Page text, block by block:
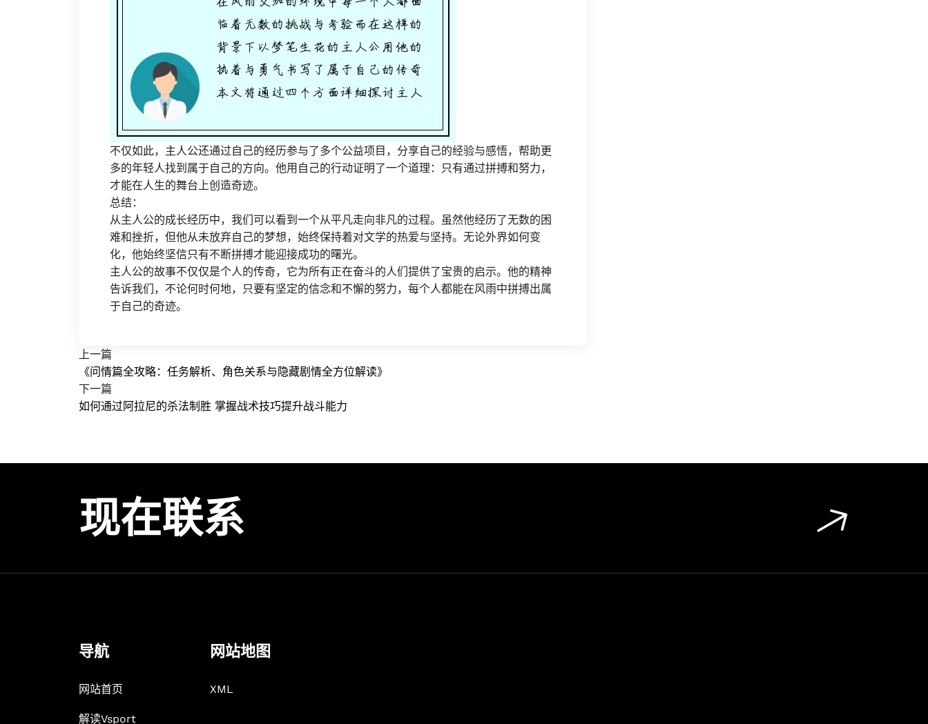
不仅如此，主人公还通过自己的经历参与了多个公益项目，分享自己的经验与感悟，帮助更
多的年轻人找到属于自己的方向。他用自己的行动证明了一个道理：只有通过拼搏和努力，
才能在人生的舞台上创造奇迹。
总结：
从主人公的成长经历中，我们可以看到一个从平凡走向非凡的过程。虽然他经历了无数的困
难和挫折，但他从未放弃自己的梦想，始终保持着对文学的热爱与坚持。无论外界如何变
化，他始终坚信只有不断拼搏才能迎接成功的曙光。
主人公的故事不仅仅是个人的传奇，它为所有正在奋斗的人们提供了宝贵的启示。他的精神
告诉我们，不论何时何地，只要有坚定的信念和不懈的努力，每个人都能在风雨中拼搏出属
于自己的奇迹。
上一篇
《问情篇全攻略：任务解析、角色关系与隐藏剧情全方位解读》
下一篇
如何通过阿拉尼的杀法制胜 掌握战术技巧提升战斗能力
现在联系
导航
网站首页
解读Vsport
网站地图
XML